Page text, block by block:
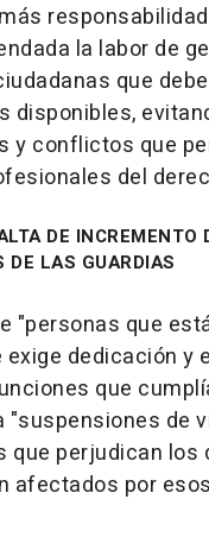
la labor de
que
disponibles,
y conflictos que
del
DE INCREMENTO
DE LAS GUARDIAS
"personas que
exige dedicación y
que
"suspensiones de
que perjudican los
afectados por